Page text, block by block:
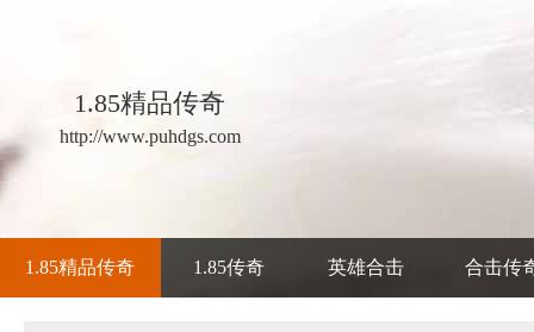
1.85精品传奇
http://www.puhdgs.com
1.85精品传奇 1.85传奇 英雄合击 合击传